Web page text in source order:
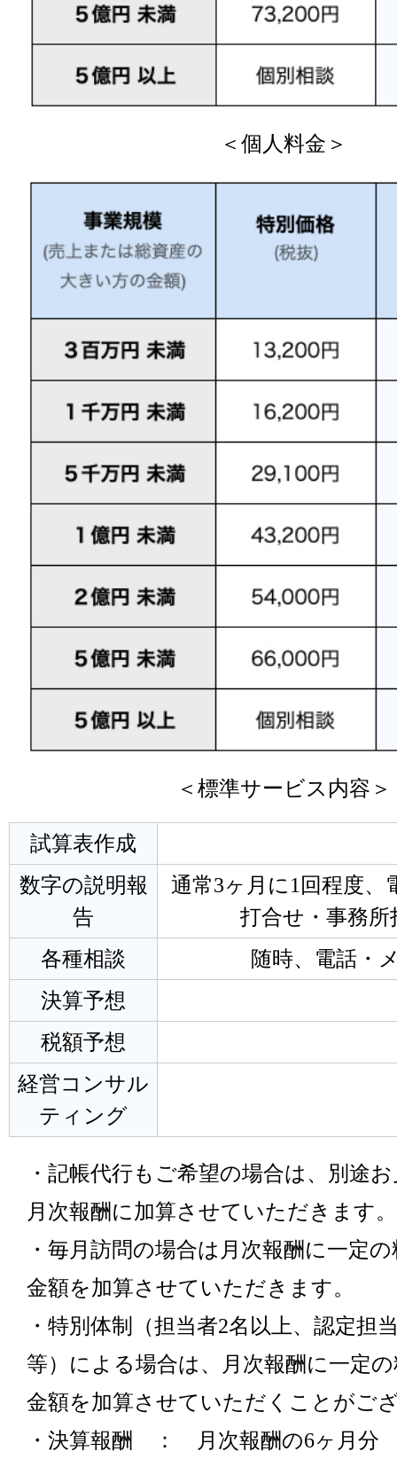
＜個人料金＞
＜標準サービス内容＞
試算表作成
数字の説明報
告
通常3ヶ月に1回程度、
打合せ・事務所
各種相談
随時、電話・
決算予想
税額予想
経営コンサル
ティング
・記帳代行もご希望の場合は、別途
月次報酬に加算させていただきます。
・毎月訪問の場合は月次報酬に一定
金額を加算させていただきます。
・特別体制（担当者2名以上、認定担
等）による場合は、月次報酬に一定
金額を加算させていただくことがご
・決算報酬 ： 月次報酬の6ヶ月分